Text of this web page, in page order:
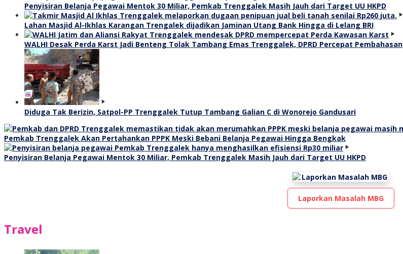
Penyisiran Belanja Pegawai Mentok 30 Miliar, Pemkab Trenggalek Masih Jauh dari Target UU HKPD
Lahan Masjid Al-Ikhlas Karangan Trengalek dijadikan Jaminan Utang Bank Hingga di Lelang BRI
WALHI Desak Perda Karst Jadi Benteng Tolak Tambang Emas Trenggalek, DPRD Percepat Pembahasan
Diduga Tak Berizin, Satpol-PP Trenggalek Tutup Tambang Galian C di Wonorejo Gandusari
Pemkab Trenggalek Akan Pertahankan PPPK Meski Bebani Belanja Pegawai Hingga Bengkak
Penyisiran Belanja Pegawai Mentok 30 Miliar, Pemkab Trenggalek Masih Jauh dari Target UU HKPD
Laporkan Masalah MBG
Travel